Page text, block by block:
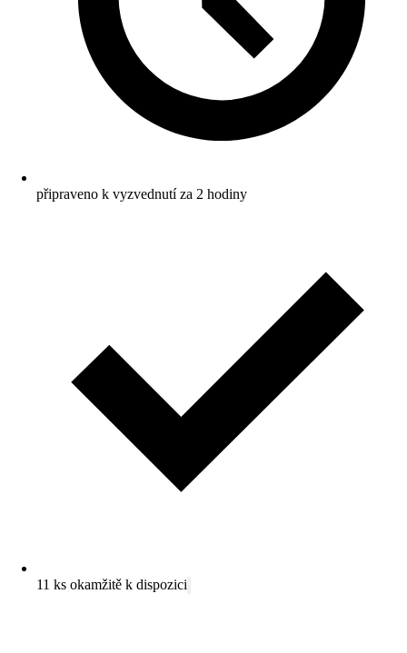
připraveno k vyzvednutí za 2 hodiny
11 ks okamžitě k dispozici